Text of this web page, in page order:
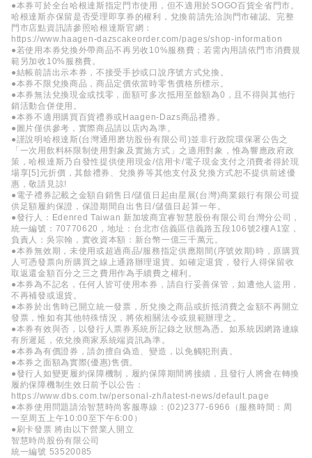
●本券可於全台哈根達斯指定門市使用，但不適用於SOGO百貨全省門市。
哈根達斯亦保留是否受理即享券的權利，兌換前請先洽詢門市確認。完整
門市店點資訊請參照哈根達斯官網：
https://www.haagen-dazscakeorder.com/pages/shop-information
●若使用本券兌換外帶商品不再另收10%服務費；若需內用請依門市消費規
範另加收10%服務費。
●結帳前請出示本券，不接受手抄或口說序號方式兌換。
●本券不限兌換商品，商品定價依當時零售價格所標示。
●本券無法兌換現金或找零，面額可多次抵用至餘額為0，且不得與其他行
銷活動合併使用。
●本券不適用購買百貨禮券或Haagen-Dazs商品禮券。
●圖片僅供參考，實際商品請以店內為準。
●謹說明哈根達斯(台灣通用磨坊股份有限公司)並非行政院環保署公告之
「一次用飲料杯限制使用對象及實施方式」之適用對象，惟為響應政府政
策，哈根達斯乃自發性提供使用現金/信用卡/電子現金支付之消費者得於現
場享[5]元折價，其餘禮券、兌換券等其他支付及兌換方式恕不提供前述優
惠，敬請見諒!
●電子禮券記載之金額自銷售日/儲值日起由星展(台灣)商業銀行有限公司提
供足額履約保證，保證期間自出售日/儲值日起算一年。
●發行人：Edenred Taiwan 新加坡商宜睿智慧股份有限公司台灣分公司，
統一編號：70770620，地址：台北市信義區信義路五段106號2樓A1室，
負責人：吳宗翰，實收資本額：新台幣一億三千萬元。
●本券無效期，未使用或超過商品/服務指定供應期間(序號效期)時，原購買
人可憑發票向所購買之線上通路辦理退貨。如確定退貨，發行人得保留收
取返還金額百分之三之費用作為手續費之權利。
●本券為不記名，任何人皆可使用本券，請自行妥善保管，如遭他人盜用，
不再補發或退貨。
●本券於出售時已開立統一發票，所兌換之商品或折抵消費之金額不再開立
發票，惟如有其他特殊情況，將依相關法令或規範辦理之。
●本券有效與否，以發行人票券系統所記錄之狀態為憑。如系統因網路連線
有所遲延，依兌換商家系統端資訊為準。
●本券為有價證券，請勿擅自偽造、變造，以免觸犯刑責。
●本券之面額為實際(優惠)售價。
●發行人如變更履約保障機制，履約保障期間將接續，且發行人將會在轉換
履約保障機制生效日前予以公告：
https://www.dbs.com.tw/personal-zh/latest-news/default.page
●本券使用問題請洽智慧時尚客服專線：(02)2377-6966（服務時間：周
一至周五上午10:00至下午6:00）
●刷卡發票 將由以下營業人開立
智慧時尚股份有限公司
統一編號 53520085